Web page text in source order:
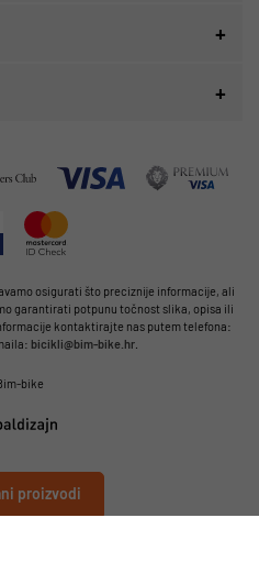
proizvodi
osigurati što preciznije informacije, ali
garantirati potpunu točnost slika, opisa ili
kontaktirajte nas putem telefona:
bicikli@bim-bike.hr.
bike